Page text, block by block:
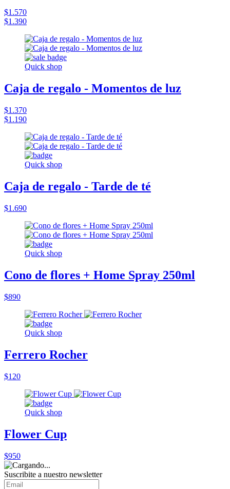
$1.570
$1.390
Quick shop
Caja de regalo - Momentos de luz
$1.370
$1.190
Quick shop
Caja de regalo - Tarde de té
$1.690
Quick shop
Cono de flores + Home Spray 250ml
$890
Quick shop
Ferrero Rocher
$120
Quick shop
Flower Cup
$950
Suscribite a nuestro newsletter